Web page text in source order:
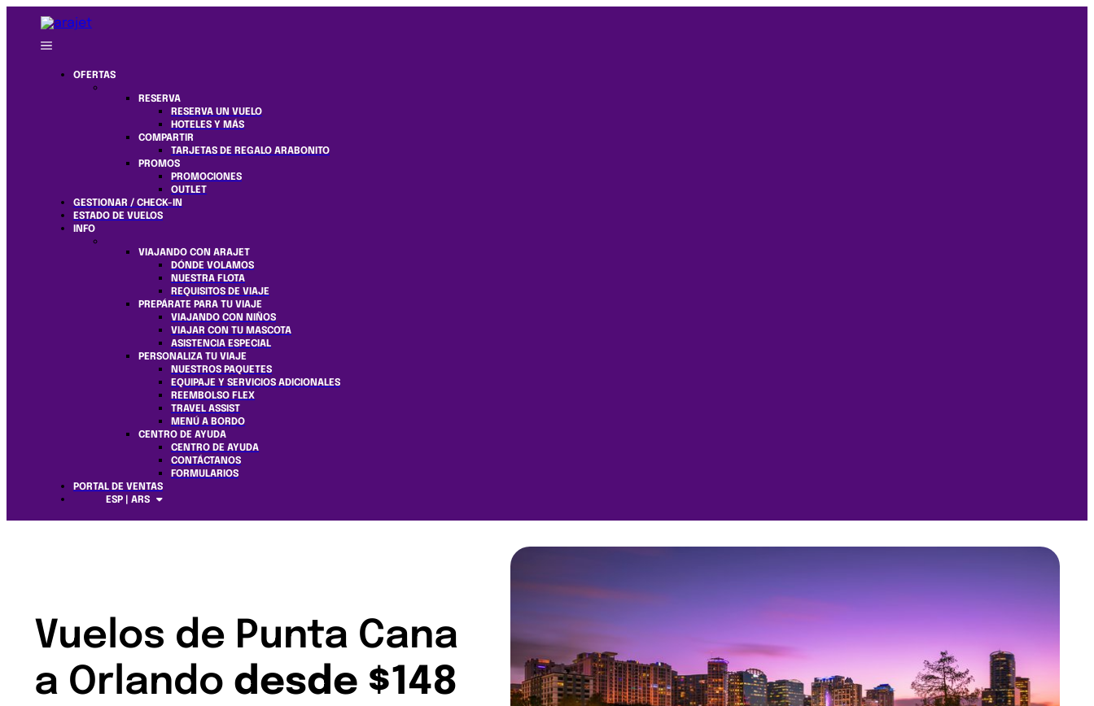
OFERTAS
RESERVA
RESERVA UN VUELO
HOTELES Y MÁS
COMPARTIR
TARJETAS DE REGALO ARABONITO
PROMOS
PROMOCIONES
OUTLET
GESTIONAR / CHECK-IN
ESTADO DE VUELOS
INFO
VIAJANDO CON ARAJET
DÓNDE VOLAMOS
NUESTRA FLOTA
REQUISITOS DE VIAJE
PREPÁRATE PARA TU VIAJE
VIAJANDO CON NIÑOS
VIAJAR CON TU MASCOTA
ASISTENCIA ESPECIAL
PERSONALIZA TU VIAJE
NUESTROS PAQUETES
EQUIPAJE Y SERVICIOS ADICIONALES
REEMBOLSO FLEX
TRAVEL ASSIST
MENÚ A BORDO
CENTRO DE AYUDA
CENTRO DE AYUDA
CONTÁCTANOS
FORMULARIOS
PORTAL DE VENTAS
ESP | ARS
Vuelos de Punta Cana
a Orlando desde $148